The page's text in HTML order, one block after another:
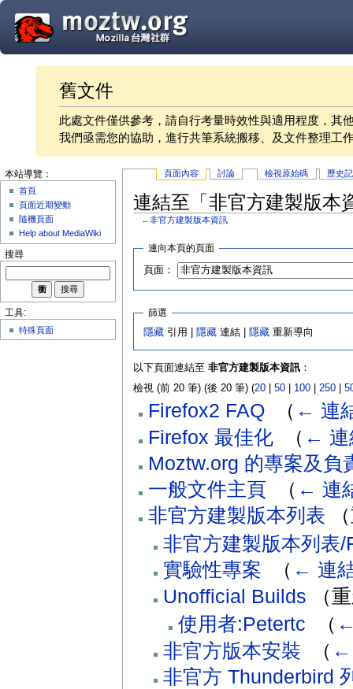
舊文件
此處文件僅供參考，請自行考量時效性與適用程度，其
我們亟需您的協助，進行共筆系統搬移、及文件整理工
頁面內容 討論 檢視原始碼 歷史
連結至「非官方建製版本
←非官方建製版本資訊
連向本頁的頁面
頁面：
篩選
隱藏 引用 | 隱藏 連結 | 隱藏 重新導向
以下頁面連結至 非官方建製版本資訊：
檢視 (前 20 筆) (後 20 筆) (20| 50| 100| 250|
Firefox2 FAQ‎ （ ← 連
Firefox 最佳化‎ （ ← 連
Moztw.org 的專案及負
一般文件主頁
（ ← 連
非官方建製版本列表
非官方建製版本列表/
實驗性專案
（ ← 連
Unofficial Builds （
使用者:Petertc
（
非官方版本安裝
（ ←
非官方 Thunderbird
本站導覽：
首頁
頁面近期變動
隨機頁面
Help about MediaWiki
搜尋
工具:
特殊頁面